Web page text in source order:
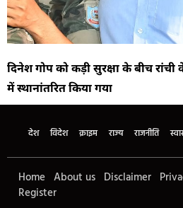
दिनेश गोप को कड़ी सुरक्षा के बीच
में स्थानांतरित किया गया
देश विदेश क्राइम राज्य राजनीति
Home About us Disclaimer
Register